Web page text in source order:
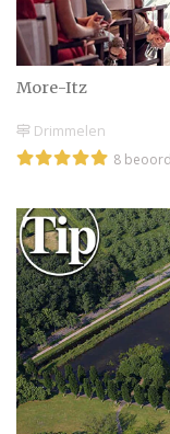
More-Itz
Drimmelen
8